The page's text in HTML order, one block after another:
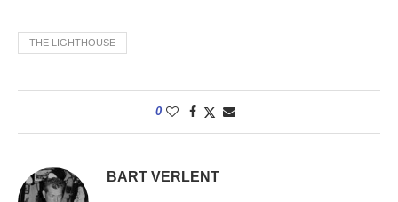
THE LIGHTHOUSE
0
BART VERLENT